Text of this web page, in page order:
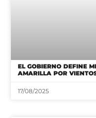
EL GOBIERNO DEFINE
AMARILLA POR
17/08/2025